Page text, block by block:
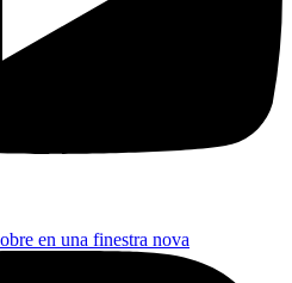
en una finestra nova